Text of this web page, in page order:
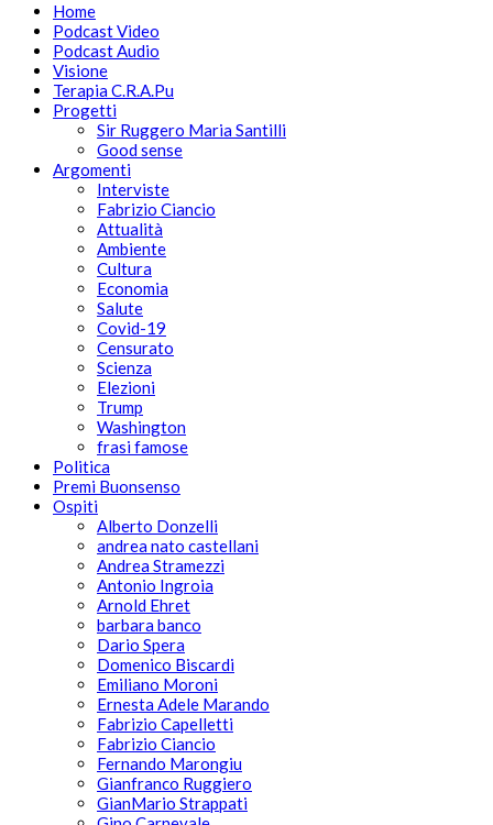
Home
Podcast Video
Podcast Audio
Visione
Terapia C.R.A.Pu
Progetti
Sir Ruggero Maria Santilli
Good sense
Argomenti
Interviste
Fabrizio Ciancio
Attualità
Ambiente
Cultura
Economia
Salute
Covid-19
Censurato
Scienza
Elezioni
Trump
Washington
frasi famose
Politica
Premi Buonsenso
Ospiti
Alberto Donzelli
andrea nato castellani
Andrea Stramezzi
Antonio Ingroia
Arnold Ehret
barbara banco
Dario Spera
Domenico Biscardi
Emiliano Moroni
Ernesta Adele Marando
Fabrizio Capelletti
Fabrizio Ciancio
Fernando Marongiu
Gianfranco Ruggiero
GianMario Strappati